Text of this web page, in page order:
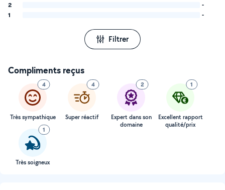
2
-
1
-
Filtrer
Compliments reçus
4
Très sympathique
4
Super réactif
2
Expert dans son
domaine
1
Excellent rapport
qualité/prix
1
Très soigneux